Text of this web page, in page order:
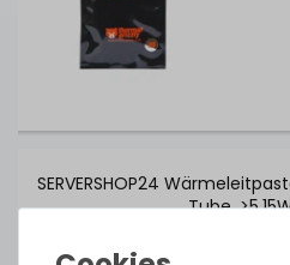
SERVERSHOP24
Tube,